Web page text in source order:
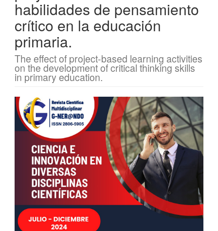
habilidades de pensamiento
crítico en la educación
primaria.
The effect of project-based learning activities
on the development of critical thinking skills
in primary education.
Barra
lateral
del
artículo